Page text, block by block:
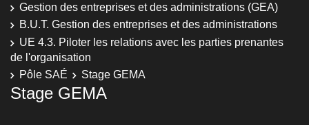
Gestion des entreprises et des administrations (GEA)
B.U.T. Gestion des entreprises et des administrations
UE 4.3. Piloter les relations avec les parties prenantes
de l'organisation
Pôle SAÉ
Stage GEMA
Stage GEMA